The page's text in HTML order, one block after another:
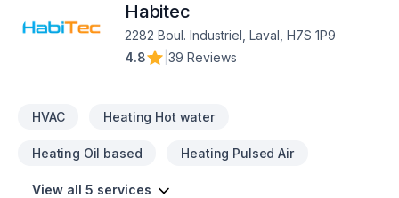
Habitec
2282 Boul. Industriel, Laval, H7S 1P9
4.8
39 Reviews
HVAC Heating Hot water
Heating Oil based Heating Pulsed Air
View all 5 services